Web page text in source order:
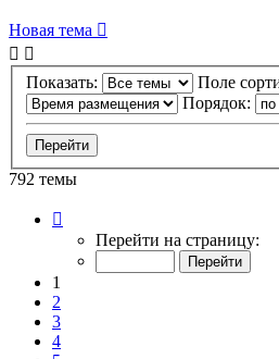
Новая тема
Показать:
Поле
Порядок:
792 темы
Перейти на страницу:
1
2
3
4